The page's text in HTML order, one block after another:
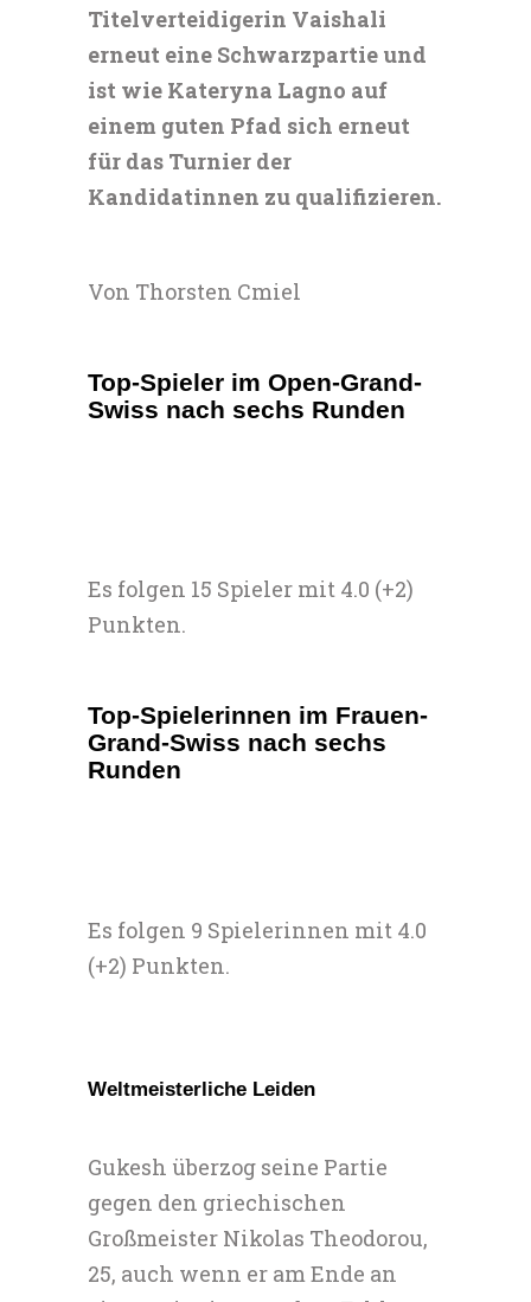
Titelverteidigerin Vaishali
erneut eine Schwarzpartie und
ist wie Kateryna Lagno auf
einem guten Pfad sich erneut
für das Turnier der
Kandidatinnen zu qualifizieren.
Von Thorsten Cmiel
Top-Spieler im Open-Grand-
Swiss nach sechs Runden
Es folgen 15 Spieler mit 4.0 (+2)
Punkten.
Top-Spielerinnen im Frauen-
Grand-Swiss nach sechs
Runden
Es folgen 9 Spielerinnen mit 4.0
(+2) Punkten.
Weltmeisterliche Leiden
Gukesh überzog seine Partie
gegen den griechischen
Großmeister Nikolas Theodorou,
25, auch wenn er am Ende an